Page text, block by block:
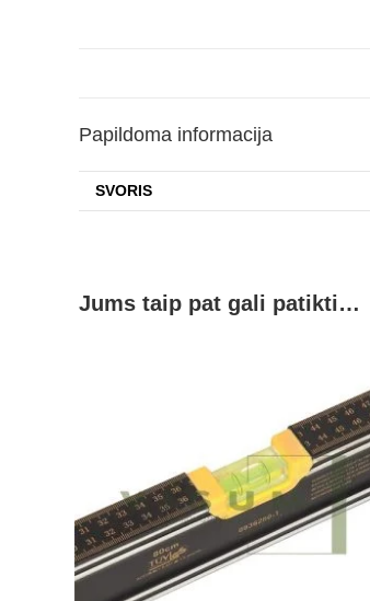
Papildoma informacija
SVORIS
Jums taip pat gali patikti…